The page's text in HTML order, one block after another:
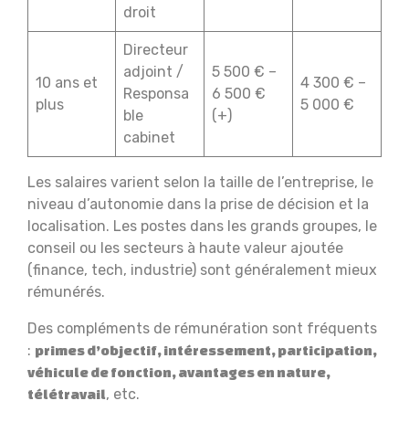
droit
10 ans et
plus
Directeur
adjoint /
Responsa
ble
cabinet
5 500 € –
6 500 €
(+)
4 300 € –
5 000 €
Les salaires varient selon la taille de l’entreprise, le
niveau d’autonomie dans la prise de décision et la
localisation. Les postes dans les grands groupes, le
conseil ou les secteurs à haute valeur ajoutée
(finance, tech, industrie) sont généralement mieux
rémunérés.
Des compléments de rémunération sont fréquents
: primes d’objectif, intéressement, participation,
véhicule de fonction, avantages en nature,
télétravail, etc.